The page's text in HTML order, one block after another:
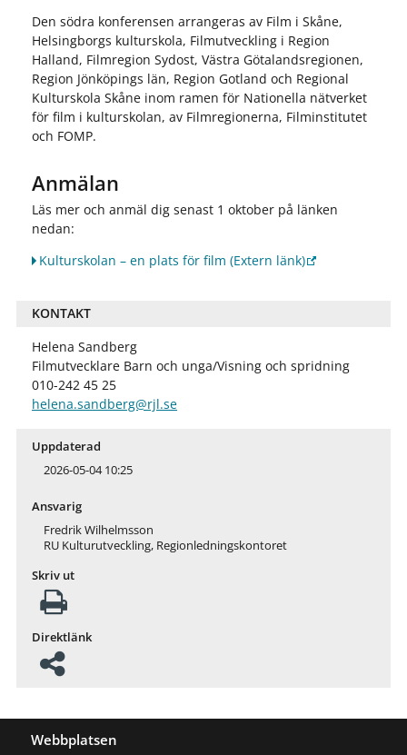
Den södra konferensen arrangeras av Film i Skåne,
Helsingborgs kulturskola, Filmutveckling i Region
Halland, Filmregion Sydost, Västra Götalandsregionen,
Region Jönköpings län, Region Gotland och Regional
Kulturskola Skåne inom ramen för Nationella nätverket
för film i kulturskolan, av Filmregionerna, Filminstitutet
och FOMP.
Anmälan
Läs mer och anmäl dig senast 1 oktober på länken
nedan:
Kulturskolan – en plats för film (Extern länk)
KONTAKT
Helena Sandberg
Filmutvecklare Barn och unga/Visning och spridning
010-242 45 25
helena.sandberg@rjl.se
Uppdaterad
2026-05-04 10:25
Ansvarig
Fredrik Wilhelmsson
RU Kulturutveckling, Regionledningskontoret
Skriv ut
Direktlänk
Webbplatsen